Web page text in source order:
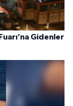
Gidenler